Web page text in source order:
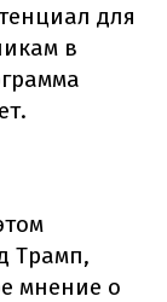
для
в
Трамп,
мнение о